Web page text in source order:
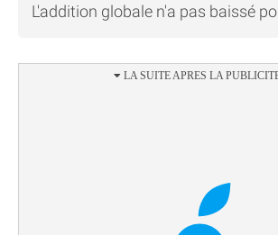
L'addition globale n'a pas baissé